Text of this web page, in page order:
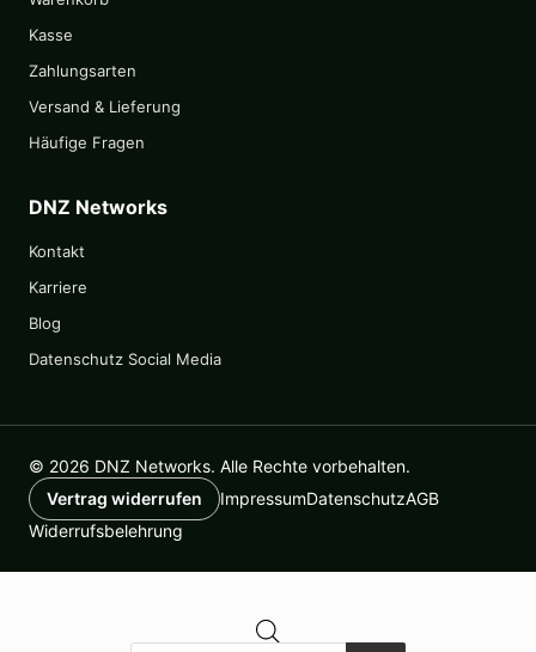
Kasse
Zahlungsarten
Versand & Lieferung
Häufige Fragen
DNZ Networks
Kontakt
Karriere
Blog
Datenschutz Social Media
© 2026 DNZ Networks. Alle Rechte vorbehalten.
Vertrag widerrufen
ImpressumDatenschutzAGB
Widerrufsbelehrung